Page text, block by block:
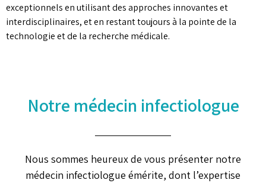
exceptionnels en utilisant des approches innovantes et
interdisciplinaires, et en restant toujours à la pointe de la
technologie et de la recherche médicale.
Notre médecin infectiologue​
Nous sommes heureux de vous présenter notre
médecin infectiologue émérite, dont l’expertise